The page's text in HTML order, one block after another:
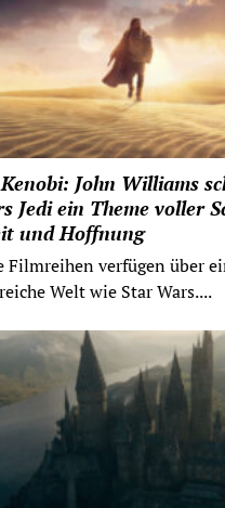
John Williams
Jedi ein Theme voller
und Hoffnung
Filmreihen verfügen über
Welt wie Star Wars....